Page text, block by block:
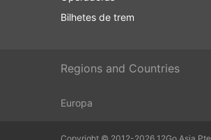
preços podem subir.
comparação com os
a viagens durante
Viajar em
Bilhetes de trem
Regions and Countries
Europa